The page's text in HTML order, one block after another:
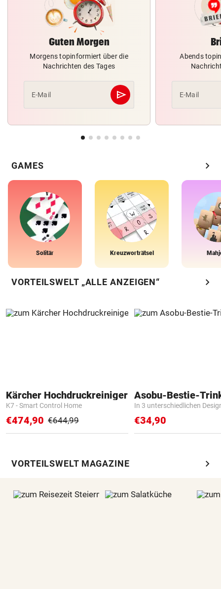
Guten Morgen
Morgens topinformiert über die
Nachrichten des Tages
E-Mail send
Abschicken
Abends
E-Mail
GAMES chevron_right
Solitär Kreuzworträtsel
VORTEILSWELT „ALLE ANZEIGEN“ chevron_right
Kärcher Hochdruckreiniger
K7 - Smart Control Home
€474,90 €644,99
Asobu-Bestie-
In 3 unterschiedlichen
€34,90
VORTEILSWELT MAGAZINE chevron_right